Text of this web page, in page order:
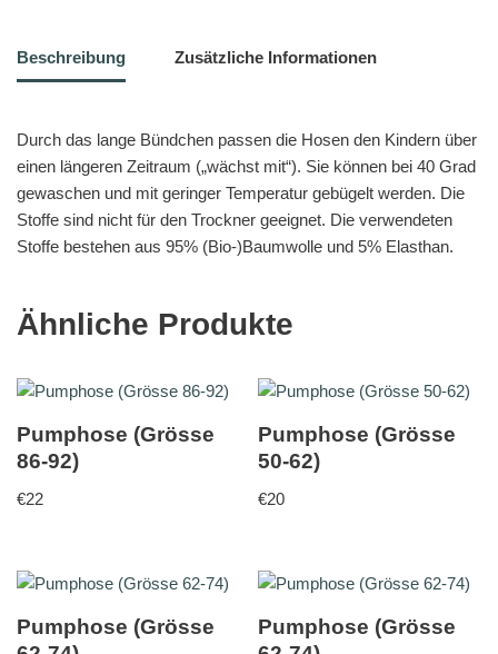
Beschreibung Zusätzliche Informationen
Durch das lange Bündchen passen die Hosen den Kindern über
einen längeren Zeitraum („wächst mit“). Sie können bei 40 Grad
gewaschen und mit geringer Temperatur gebügelt werden. Die
Stoffe sind nicht für den Trockner geeignet. Die verwendeten
Stoffe bestehen aus 95% (Bio-)Baumwolle und 5% Elasthan.
Ähnliche Produkte
Pumphose (Grösse
86-92)
€22
Pumphose (Grösse
50-62)
€20
Pumphose (Grösse
Pumphose (Grösse